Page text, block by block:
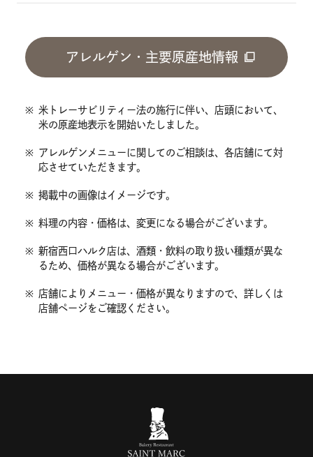
アレルゲン・主要原産地情報
※ 米トレーサビリティー法の施行に伴い、店頭において、
米の原産地表示を開始いたしました。
※ アレルゲンメニューに関してのご相談は、各店舗にて対
応させていただきます。
※ 掲載中の画像はイメージです。
※ 料理の内容・価格は、変更になる場合がございます。
※ 新宿西口ハルク店は、酒類・飲料の取り扱い種類が異な
るため、価格が異なる場合がございます。
※ 店舗によりメニュー・価格が異なりますので、詳しくは
店舗ページをご確認ください。